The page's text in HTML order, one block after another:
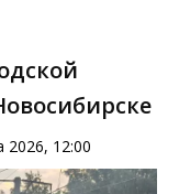
2026, 12:00